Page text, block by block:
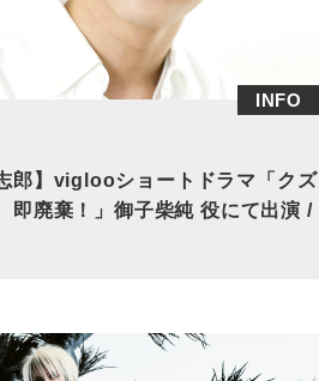
INFO
郎】viglooショートドラマ「クズ
即廃棄！」御子柴純 役にて出演 /